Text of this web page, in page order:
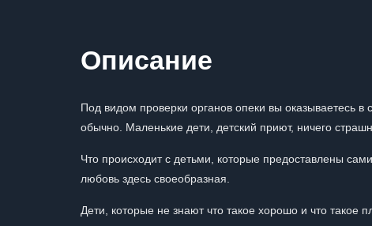
Описание
Под видом проверки органов опеки вы оказываетесь
обычно. Маленькие дети, детский приют, ничего
Что происходит с детьми, которые предоставлены
любовь здесь своеобразная.
Дети, которые не знают что такое хорошо и что такое